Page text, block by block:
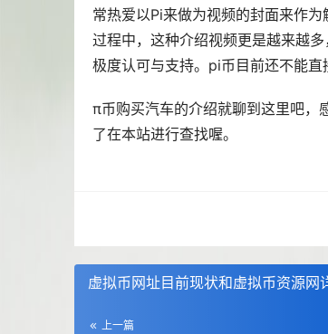
常热爱以Pi来做为视频的封面来作
过程中，这种介绍视频更是越来越
极度认可与支持。pi币目前还不能直
π币购买汽车的介绍就聊到这里吧，
了在本站进行查找喔。
虚拟币网址目前现状和虚拟币资源网
上一篇